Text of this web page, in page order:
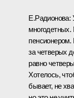
Е.Радионова:
многодетных.
пенсионером.
за четверых
равно
Хотелось,
бывает, не